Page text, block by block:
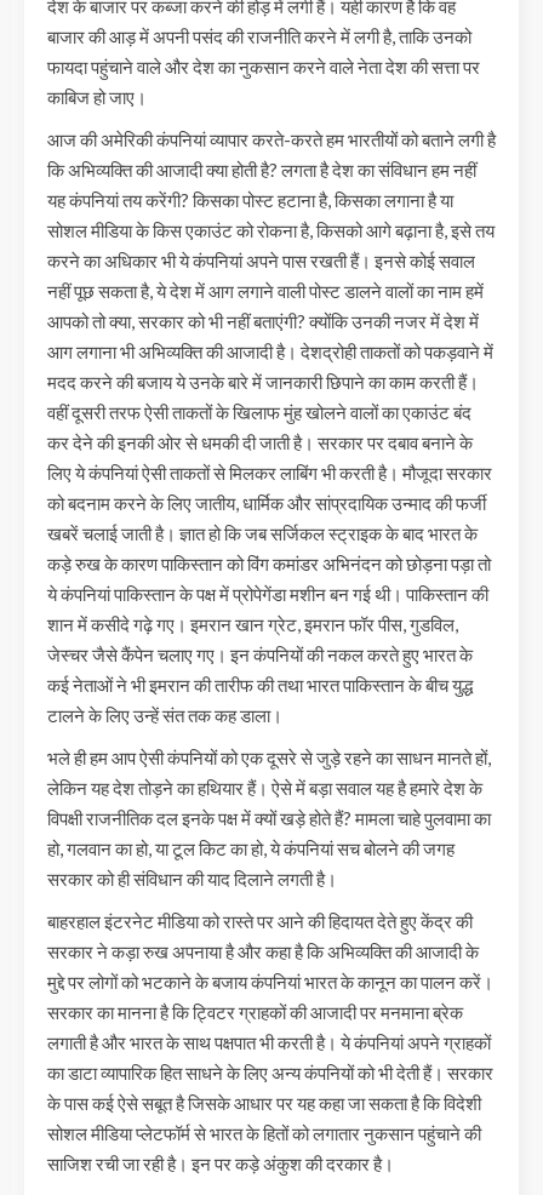
देश के बाजार पर कब्जा करने की होड़ में लगी हैं। यही कारण है कि वह
बाजार की आड़ में अपनी पसंद की राजनीति करने में लगी है, ताकि उनको
फायदा पहुंचाने वाले और देश का नुकसान करने वाले नेता देश की सत्ता पर
काबिज हो जाए।
आज की अमेरिकी कंपनियां व्यापार करते-करते हम भारतीयों को बताने लगी है
कि अभिव्यक्ति की आजादी क्या होती है? लगता है देश का संविधान हम नहीं
यह कंपनियां तय करेंगी? किसका पोस्ट हटाना है, किसका लगाना है या
सोशल मीडिया के किस एकाउंट को रोकना है, किसको आगे बढ़ाना है, इसे तय
करने का अधिकार भी ये कंपनियां अपने पास रखती हैं। इनसे कोई सवाल
नहीं पूछ सकता है, ये देश में आग लगाने वाली पोस्ट डालने वालों का नाम हमें
आपको तो क्या, सरकार को भी नहीं बताएंगी? क्योंकि उनकी नजर में देश में
आग लगाना भी अभिव्यक्ति की आजादी है। देशद्रोही ताकतों को पकड़वाने में
मदद करने की बजाय ये उनके बारे में जानकारी छिपाने का काम करती हैं।
वहीं दूसरी तरफ ऐसी ताकतों के खिलाफ मुंह खोलने वालों का एकाउंट बंद
कर देने की इनकी ओर से धमकी दी जाती है। सरकार पर दबाव बनाने के
लिए ये कंपनियां ऐसी ताकतों से मिलकर लाबिंग भी करती है। मौजूदा सरकार
को बदनाम करने के लिए जातीय, धार्मिक और सांप्रदायिक उन्माद की फर्जी
खबरें चलाई जाती है। ज्ञात हो कि जब सर्जिकल स्ट्राइक के बाद भारत के
कड़े रुख के कारण पाकिस्तान को विंग कमांडर अभिनंदन को छोड़ना पड़ा तो
ये कंपनियां पाकिस्तान के पक्ष में प्रोपेगेंडा मशीन बन गई थी। पाकिस्तान की
शान में कसीदे गढ़े गए। इमरान खान ग्रेट, इमरान फॉर पीस, गुडविल,
जेस्चर जैसे कैंपेन चलाए गए। इन कंपनियों की नकल करते हुए भारत के
कई नेताओं ने भी इमरान की तारीफ की तथा भारत पाकिस्तान के बीच युद्ध
टालने के लिए उन्हें संत तक कह डाला।
भले ही हम आप ऐसी कंपनियों को एक दूसरे से जुड़े रहने का साधन मानते हों,
लेकिन यह देश तोड़ने का हथियार हैं। ऐसे में बड़ा सवाल यह है हमारे देश के
विपक्षी राजनीतिक दल इनके पक्ष में क्यों खड़े होते हैं? मामला चाहे पुलवामा का
हो, गलवान का हो, या टूल किट का हो, ये कंपनियां सच बोलने की जगह
सरकार को ही संविधान की याद दिलाने लगती है।
बाहरहाल इंटरनेट मीडिया को रास्ते पर आने की हिदायत देते हुए केंद्र की
सरकार ने कड़ा रुख अपनाया है और कहा है कि अभिव्यक्ति की आजादी के
मुद्दे पर लोगों को भटकाने के बजाय कंपनियां भारत के कानून का पालन करें।
सरकार का मानना है कि ट्विटर ग्राहकों की आजादी पर मनमाना ब्रेक
लगाती है और भारत के साथ पक्षपात भी करती है। ये कंपनियां अपने ग्राहकों
का डाटा व्यापारिक हित साधने के लिए अन्य कंपनियों को भी देती हैं। सरकार
के पास कई ऐसे सबूत है जिसके आधार पर यह कहा जा सकता है कि विदेशी
सोशल मीडिया प्लेटफॉर्म से भारत के हितों को लगातार नुकसान पहुंचाने की
साजिश रची जा रही है। इन पर कड़े अंकुश की दरकार है।